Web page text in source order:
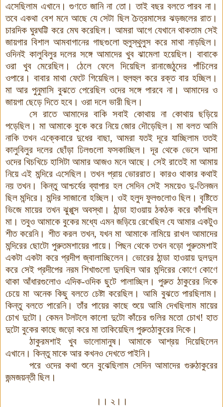
এসেছিলাম এখানে। গুণতে জানি না তো । তাই বছর বলতে পারব না ।
তবে একথা বেশ মনে আছে যে সেটা ছিল চৈত্রমাসের ঝড়জলের রাত।
চারদিক ঘুরঘট্টি করে মেঘ করেছিল । আমরা আগে যেখানে থাকতাম সেই
জায়গার বিশাল আমবাগানের গাছগুলো হুলুস্থুলুস করে মাথা নাড়ছিল ।
ওদিনই কালুবিলুর দলের সঙ্গে আমাদের খুব ঝামেলা হয়েছিল । বাবাকে
ওরা
খুব মেরেছিল । ঠেলে ফেলে দিয়েছিল রানাজেঠুদের
পাঁচিলের
ওপারে । বাবার মাথা ফেটে গিয়েছিল। হুলহুল করে রক্ত বার হচ্ছিল ।
মা আর পুনুমাসি বুঝতে পেরেছিল ওদের সঙ্গে পারবে না । আমাদের ও
জায়গা ছেড়ে দিতে হবে । ওরা দলে ভারী ছিল ।
সে রাতে আমাদের বাকি সবাই কোথায় না কোথায় ছড়িয়ে
পড়েছিল । মা আমাকে বুকে করে নিয়ে জোর দৌড়েছিল । মা বলত আমি
নাকি তখন এক্কেবারে দুধের বাছা, আমরা যতই দূরে যাচ্ছিলাম ততই
কালুবিলুর দলের ছোঁড়া ঢিলগুলো ফসকাচ্ছিল । দূর থেকে ভেসে আসা
ওদের খিচখিচে হাসিটা আমার আজও মনে আছে। সেই রাতেই মা আমায়
নিয়ে এই মন্দিরে এসেছিল । তখন প্রায় ভোররাত। কারও থাকার কথাই
নয় তখন। কিন্তু আশ্চর্যের ব্যাপার হল সেদিন সেই সময়েও দু-তিনজন
ছিল মন্দিরে । মন্দির সাজানো হচ্ছিল। ওই হলুদ ফুলগুলোও ছিল । বৃষ্টিতে
ভিজে মায়ের তখন ঝুপ্পুস অবস্থা । ঠান্ডা হাওয়ায় ঠকঠক করে কাঁপছিল
মা । তবুও আমাকে বুকের মধ্যে এমন জড়িয়ে রেখেছিল যে আমার একটুও
শীত করেনি। শীত করল তখন,যখন মা আমাকে নামিয়ে রাখল আমাদের
মন্দিরের ছোটো পুরুতমশায়ের পায়ে। পিছন থেকে তখন বড়ো পুরুতমশাই
একটা একটা করে প্রদীপ জ্বালাচ্ছিলেন। ভোরের ঠান্ডা হাওয়ায় দুলদুল
করে সেই প্রদীপের নরম শিখাগুলো দুলছিল আর মন্দিরের কোণে কোণে
থাকা আঁধারগুলোও এদিক-ওদিক ছুটে পালাচ্ছিল। পুরুত ঠাকুরের দিকে
চেয়ে মা অনেক কিছু বলতে চেষ্টা করেছিল । আমি বুঝতে পারছিলাম ।
কিন্তু বলতে পারেনি। তাঁর পায়ের কাছে শুয়ে আমি দেখছিলাম মায়ের
চোখ দুটো। কেমন টলটলে কালো দুটো কাঁচের গুলির মতো চোখ! হাত
দুটো বুকের কাছে জড়ো করে মা তাকিয়েছিল পুরুতঠাকুরের দিকে ।
ঠাকুরমশাই
খুব ভালোমানুষ। আমাকে আশ্রয়
দিয়েছিলেন
এখানে। কিন্তু মাকে আর কখনও দেখতে পাইনি।
পরে ওদের কথা শুনে বুঝেছিলাম সেদিন আমাদের গুরুঠাকুরের
জন্মজয়ন্তী ছিল ।
।। ২ ।।